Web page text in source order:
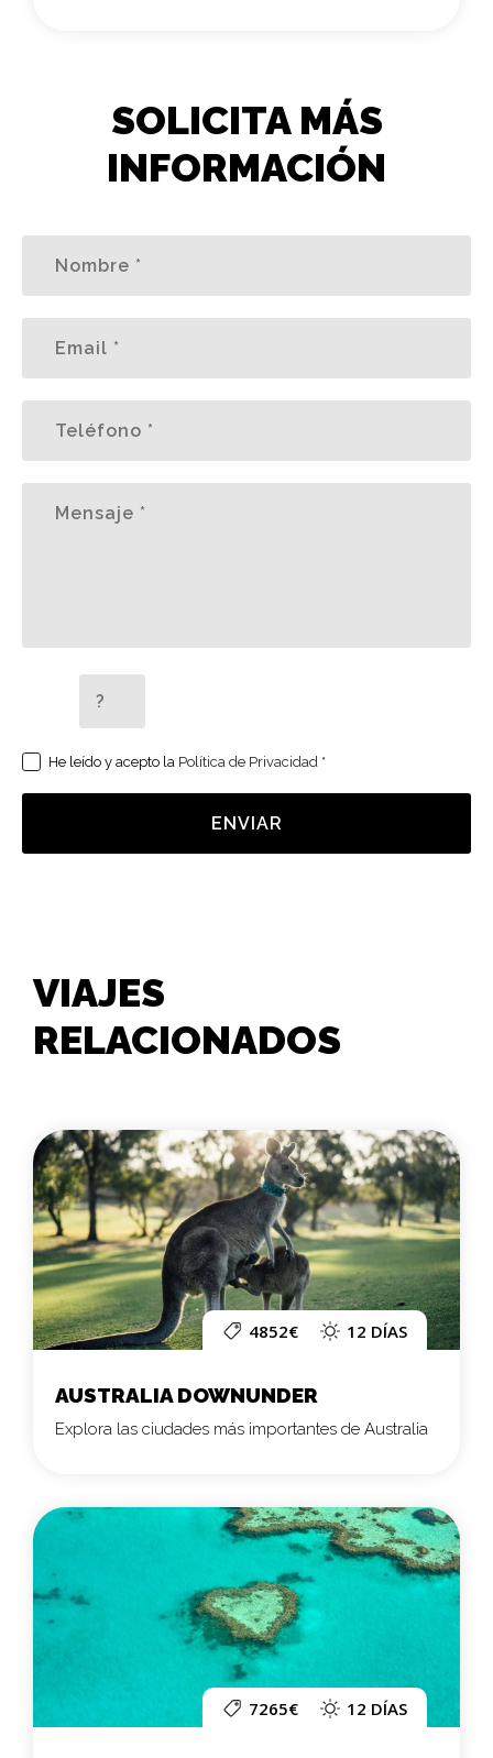
SOLICITA MÁS
INFORMACIÓN
He leído y acepto la Política de Privacidad *
ENVIAR
VIAJES
RELACIONADOS
4852€ 12 DÍAS
AUSTRALIA DOWNUNDER
Explora las ciudades más importantes de Australia
7265€ 12 DÍAS